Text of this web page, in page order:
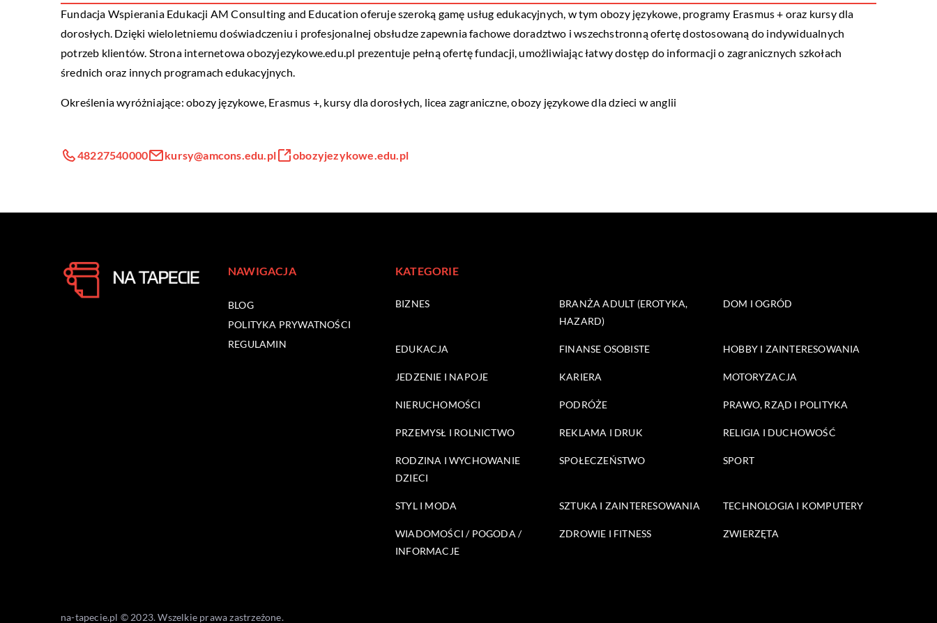
Fundacja Wspierania Edukacji AM Consulting and Education oferuje szeroką gamę usług edukacyjnych, w tym obozy językowe, programy Erasmus + oraz kursy dla
dorosłych. Dzięki wieloletniemu doświadczeniu i profesjonalnej obsłudze zapewnia fachowe doradztwo i wszechstronną ofertę dostosowaną do indywidualnych
potrzeb klientów. Strona internetowa obozyjezykowe.edu.pl prezentuje pełną ofertę fundacji, umożliwiając łatwy dostęp do informacji o zagranicznych szkołach
średnich oraz innych programach edukacyjnych.
Określenia wyróżniające: obozy językowe, Erasmus +, kursy dla dorosłych, licea zagraniczne,obozy językowe dla dzieci w anglii
48227540000 kursy@amcons.edu.pl obozyjezykowe.edu.pl
NAWIGACJA
BLOG
POLITYKA PRYWATNOŚCI
REGULAMIN
KATEGORIE
BIZNES
BRANŻA ADULT (EROTYKA,
HAZARD)
DOM I OGRÓD
EDUKACJA FINANSE OSOBISTE HOBBY I ZAINTERESOWANIA
JEDZENIE I NAPOJE KARIERA MOTORYZACJA
NIERUCHOMOŚCI PODRÓŻE PRAWO, RZĄD I POLITYKA
PRZEMYSŁ I ROLNICTWO REKLAMA I DRUK RELIGIA I DUCHOWOŚĆ
RODZINA I WYCHOWANIE
DZIECI
SPOŁECZEŃSTWO SPORT
STYL I MODA SZTUKA I ZAINTERESOWANIA TECHNOLOGIA I KOMPUTERY
WIADOMOŚCI / POGODA /
INFORMACJE
ZDROWIE I FITNESS ZWIERZĘTA
na-tapecie.pl © 2023. Wszelkie prawa zastrzeżone.